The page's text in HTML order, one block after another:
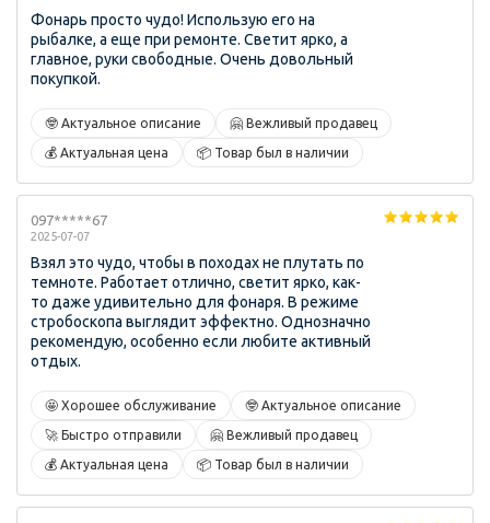
Фонарь просто чудо! Использую его на
рыбалке, а еще при ремонте. Светит ярко, а
главное, руки свободные. Очень довольный
покупкой.
🤓 Актуальное описание 🤗 Вежливый продавец
💰 Актуальная цена 📦 Товар был в наличии
097*****67
2025-07-07
Взял это чудо, чтобы в походах не плутать по
темноте. Работает отлично, светит ярко, как-
то даже удивительно для фонаря. В режиме
стробоскопа выглядит эффектно. Однозначно
рекомендую, особенно если любите активный
отдых.
🤩 Хорошее обслуживание 🤓 Актуальное описание
🚀 Быстро отправили 🤗 Вежливый продавец
💰 Актуальная цена 📦 Товар был в наличии